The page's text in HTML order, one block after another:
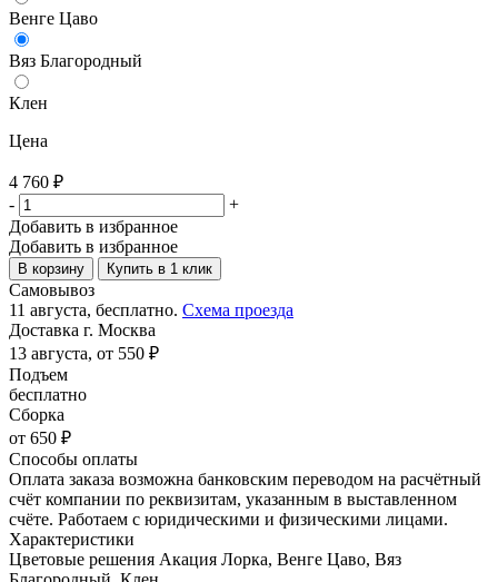
Венге Цаво
Вяз Благородный
Клен
Цена
4 760 ₽
-
+
Добавить в избранное
Добавить в избранное
В корзину Купить в 1 клик
Самовывоз
11 августа, бесплатно. Схема проезда
Доставка г. Москва
13 августа, от 550 ₽
Подъем
бесплатно
Сборка
от 650 ₽
Способы оплаты
Оплата заказа возможна банковским переводом на расчётный
счёт компании по реквизитам, указанным в выставленном
счёте. Работаем с юридическими и физическими лицами.
Характеристики
Цветовые решения Акация Лорка, Венге Цаво, Вяз